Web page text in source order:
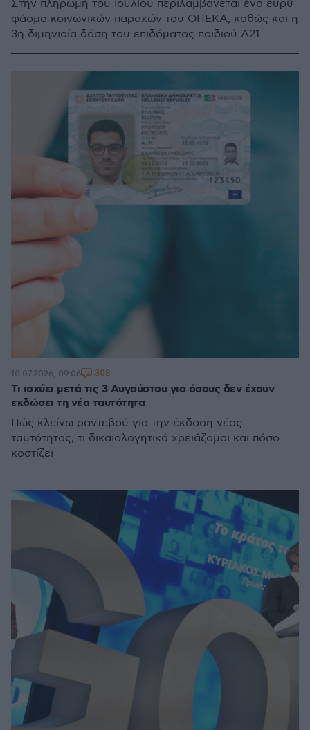
Στην πληρωμή του Ιουλίου περιλαμβάνεται ένα ευρύ
φάσμα κοινωνικών παροχών του ΟΠΕΚΑ, καθώς και η
3η διμηνιαία δόση του επιδόματος παιδιού Α21
Τι ισχύει μετά τις 3 Αυγούστου για όσους δεν έχουν
εκδώσει τη νέα ταυτότητα
Πώς κλείνω ραντεβού για την έκδοση νέας
ταυτότητας, τι δικαιολογητικά χρειάζομαι και πόσο
κοστίζει
10.07.2026, 09:06 308